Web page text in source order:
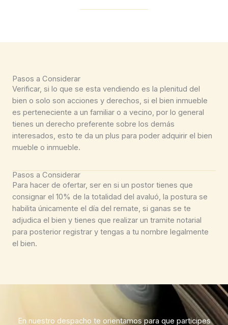
Pasos a Considerar
Verificar, si lo que se esta vendiendo es la plenitud del
bien o solo son acciones y derechos, si el bien inmueble
es perteneciente a un familiar o a vecino, por lo general
tienes un derecho preferente sobre los demás
interesados, esto te da un plus para poder adquirir el bien
mueble o inmueble.
Pasos a Considerar
Para hacer de ofertar, ser en si un postor tienes que
consignar el 10% de la totalidad del avaluó, la postura se
habilita únicamente el día del remate, si ganas se te
adjudica el bien y tienes que realizar un tramite notarial
para posterior registrar y tengas a tu nombre legalmente
el bien.
En nuestro despacho te orientamos para que participes